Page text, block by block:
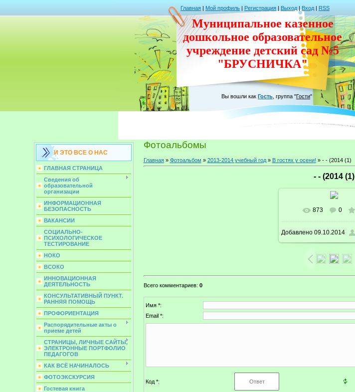
Главная | Мой профиль | Регистрация | Выход | Вход | RSS
Муниципальное казенное
дошкольное образовательное
учреждение детский сад №5
"БРУСНИЧКА"
Вы вошли как Гость группа "Гости"
И ЭТО ВСЕ О НАС
ГЛАВНАЯ СТРАНИЦА
Сведения об
образовательной
организации
ИНФОРМАЦИОННАЯ
БЕЗОПАСНОСТЬ
ВАКАНСИИ
СОЦИАЛЬНО-
ПСИХОЛОГИЧЕСКОЕ
ТЕСТИРОВАНИЕ
НОКО
ВСОКО
ИННОВАЦИОННАЯ
ДЕЯТЕЛЬНОСТЬ
КОНСУЛЬТАТИВНЫЙ ПУНКТ.
РАННЯЯ ПОМОЩЬ
ПРОФОРИЕНТАЦИЯ
Распорядительные акты о
приеме детей
СТРАНИЦЫ, ЛИЧНЫЕ САЙТЫ,
ЭЛЕКТРОННЫЕ ПОРТФОЛИО
ПЕДАГОГОВ
КАК ВСЁ НАЧИНАЛОСЬ
ФОТОЭКСКУРСИЯ
Гостевая книга
Фотоальбомы
Главная» Фотоальбом » 2013-2014 учебный год» В гостях у осени! » - - (2014 (1)
- - (2014 (1)
873 0
Добавлено09.10.2014
Всего комментариев: 0
Имя *:
Email *:
Код *: